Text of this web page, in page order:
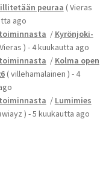
peuraa ( Vieras
ago
/ Kyrönjoki-
) - 4 kuukautta ago
/ Kolma open
( villehamalainen ) - 4
/ Lumimies
) - 5 kuukautta ago